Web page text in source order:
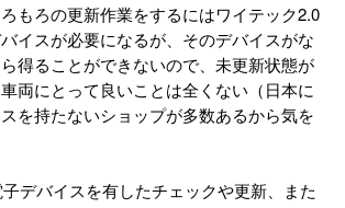
もろの更新作業をするにはワイテック2.0
イスが必要になるが、そのデバイスがな
得ることができないので、未更新状態が
両にとって良いことは全くない（日本に
を持たないショップが多数あるから気を
デバイスを有したチェックや更新、また